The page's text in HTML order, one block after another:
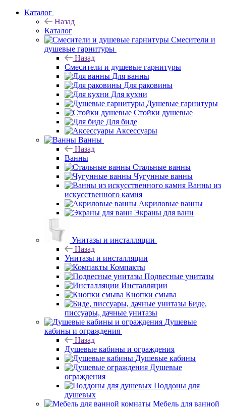
Каталог
Назад
Каталог
Смесители и
душевые гарнитуры
Назад
Смесители и душевые гарнитуры
Для ванны
Для раковины
Для кухни
Душевые гарнитуры
Стойки душевые
Для биде
Аксессуары
Ванны
Назад
Ванны
Стальные ванны
Чугунные ванны
Ванны из
искусственного камня
Акриловые ванны
Экраны для ванн
Унитазы и инсталляции
Назад
Унитазы и инсталляции
Компакты
Подвесные унитазы
Инсталляции
Кнопки смыва
Биде,
писсуары, дачные унитазы
Душевые
кабины и ограждения
Назад
Душевые кабины и ограждения
Душевые кабины
Душевые
ограждения
Поддоны для
душевых
Мебель для ванной